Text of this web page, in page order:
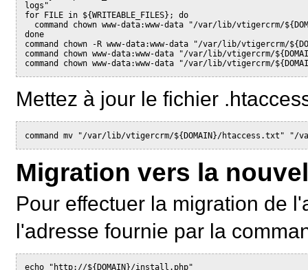
logs"
for FILE in ${WRITEABLE_FILES}; do
command chown www-data:www-data "/var/lib/vtigercrm/
done
command chown -R www-data:www-data "/var/lib/vtigercrm/
command chown www-data:www-data "/var/lib/vtigercrm/
Mettez à jour le fichier
Migration vers la
Pour effectuer la migration de
l'adresse fournie par la